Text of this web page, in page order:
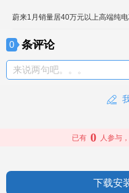
蔚来1月销量居40万元以上高端纯
0 条评论
来说两句吧。。。
已有 0 人参与
下载安